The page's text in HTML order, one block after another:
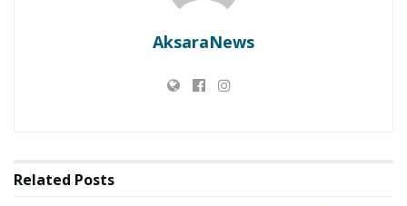
LBH SIKAP: Kajian Matang Wajib! Jangan Jadikan
AksaraNews
Related Posts